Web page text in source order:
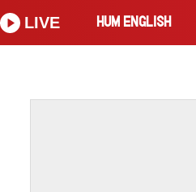
HUM ENGLISH
LIVE